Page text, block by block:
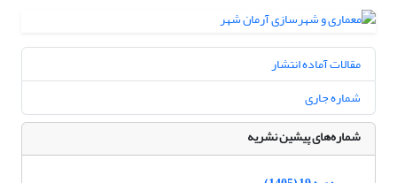
مقالات آماده انتشار
شماره جاری
شماره‌های پیشین نشریه